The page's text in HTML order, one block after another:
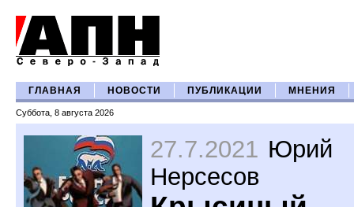
ГЛАВНАЯ НОВОСТИ ПУБЛИКАЦИИ МНЕНИЯ
Суббота, 8 августа 2026
27.7.2021 Юрий
Нерсесов